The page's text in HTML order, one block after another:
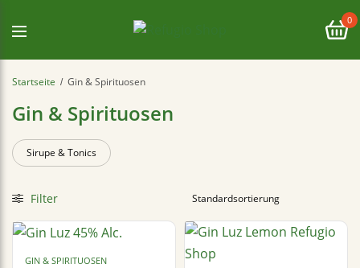
0
Startseite / Gin & Spirituosen
Gin & Spirituosen
Sirupe & Tonics
Filter
GIN & SPIRITUOSEN